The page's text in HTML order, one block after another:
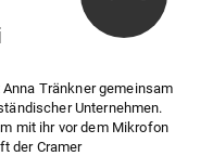
Tränkner gemeinsam
Unternehmen.
mit ihr vor dem Mikrofon
der Cramer